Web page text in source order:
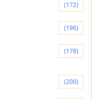
(172)
(196)
(178)
(200)